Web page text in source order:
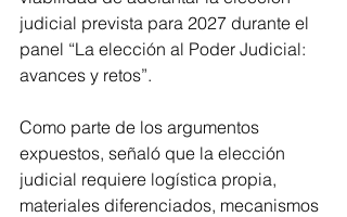
judicial prevista para 2027 durante el
panel “La elección al Poder Judicial:
avances y retos”.
Como parte de los argumentos
expuestos, señaló que la elección
judicial requiere logística propia,
materiales diferenciados, mecanismos